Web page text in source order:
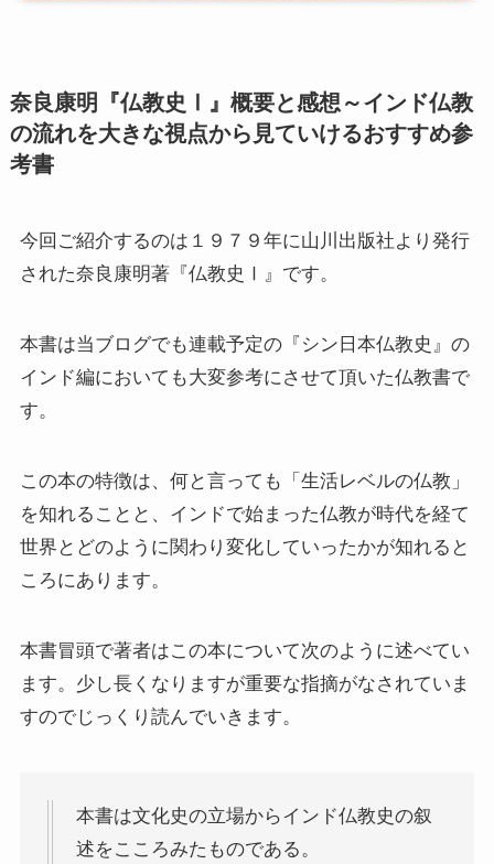
プロフィール
仏教コラム・法話
僧侶の日記
インド思想と文化、歴史
中国仏教と思想・歴史
親鸞とドストエフスキー・世界文学
上巻
奈良康明『仏教史Ⅰ』概要と感想～インド仏教
の流れを大きな視点から見ていけるおすすめ参
考書
今回ご紹介するのは１９７９年に山川出版社より発行
された奈良康明著『仏教史Ⅰ』です。
本書は当ブログでも連載予定の『シン日本仏教史』の
インド編においても大変参考にさせて頂いた仏教書で
す。
この本の特徴は、何と言っても「生活レベルの仏教」
を知れることと、インドで始まった仏教が時代を経て
世界とどのように関わり変化していったかが知れると
ころにあります。
本書冒頭で著者はこの本について次のように述べてい
ます。少し長くなりますが重要な指摘がなされていま
すのでじっくり読んでいきます。
本書は文化史の立場からインド仏教史の叙
述をこころみたものである。